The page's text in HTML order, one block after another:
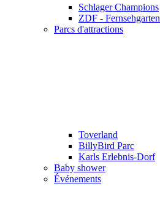
Schlager Champions
ZDF - Fernsehgarten
Parcs d'attractions
Toverland
BillyBird Parc
Karls Erlebnis-Dorf
Baby shower
Événements